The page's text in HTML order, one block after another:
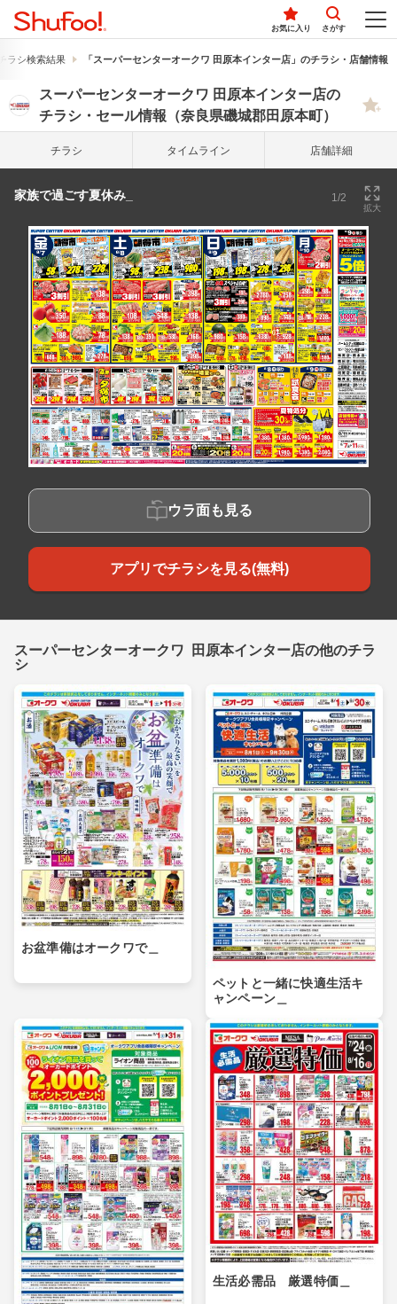
お気に入り さがす
ラシ検索結果 「スーパーセンターオークワ 田原本インター店」のチラシ・店舗情報
スーパーセンターオークワ 田原本インター店の
チラシ・セール情報（奈良県磯城郡田原本町）
チラシ タイム ライン 店舗詳細
家族で過ごす夏休み_ 1/2
拡大
ウラ面も見る
アプリでチラシを見る(無料)
スーパーセンターオークワ 田原本インター店の他のチラ
シ
お盆準備はオークワで＿
ペットと一緒に快適生活キ
ャンペーン＿
生活必需品 厳選特価＿